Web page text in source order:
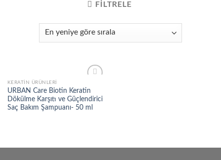
FILTRELE
Add to
wishlist
KERATİN ÜRÜNLERİ
URBAN Care Biotin Keratin
Dökülme Karşıtı ve Güçlendirici
Saç Bakım Şampuanı- 50 ml